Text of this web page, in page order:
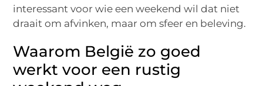
interessant voor wie een weekend wil dat niet
draait om afvinken, maar om sfeer en beleving.
Waarom België zo goed
werkt voor een rustig